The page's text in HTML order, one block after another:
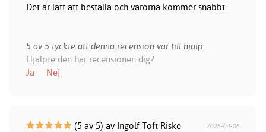
Det är lätt att beställa och varorna kommer snabbt.
5 av 5 tyckte att denna recension var till hjälp.
Hjälpte den här recensionen dig?
Ja
Nej
(5 av 5) av Ingolf Toft Riske 2026-04-06